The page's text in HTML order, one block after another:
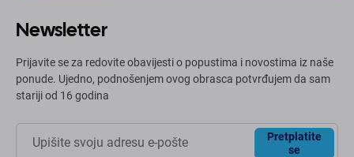
Newsletter
Prijavite se za redovite obavijesti o popustima i novostima iz naše
ponude. Ujedno, podnošenjem ovog obrasca potvrđujem da sam
stariji od 16 godina
Pretplatite
se